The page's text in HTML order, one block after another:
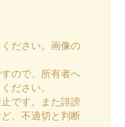
ださい。画像の
ので、所有者へ
ださい。
です。また誹謗
、不適切と判断